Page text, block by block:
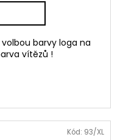
barvy loga na
vítězů !
Kód: 93/XL